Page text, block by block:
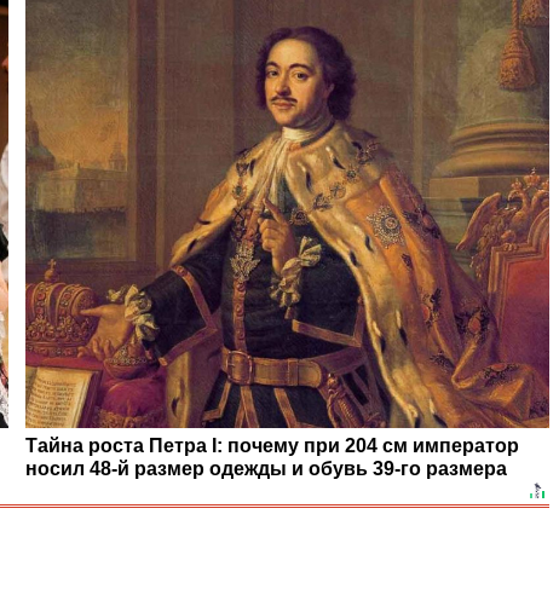
Тайна роста Петра I: почему при 204 см император
носил 48-й размер одежды и обувь 39-го размера